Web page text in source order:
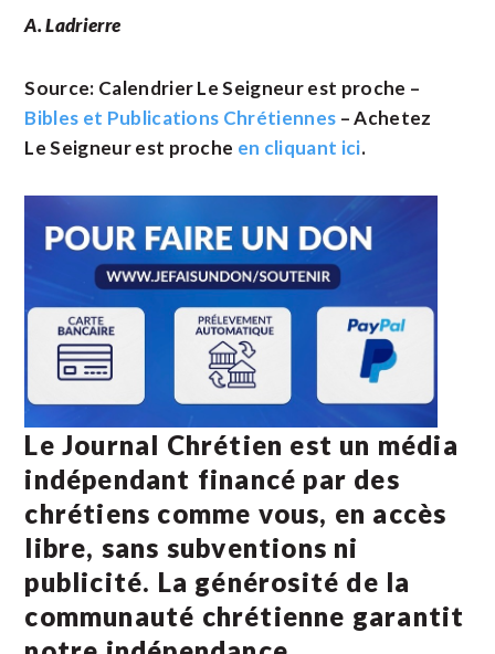
A. Ladrierre
Source: Calendrier Le Seigneur est proche –
Bibles et Publications Chrétiennes – Achetez
Le Seigneur est proche en cliquant ici.
Le Journal Chrétien est un média
indépendant financé par des
chrétiens comme vous, en accès
libre, sans subventions ni
publicité. La générosité de la
communauté chrétienne garantit